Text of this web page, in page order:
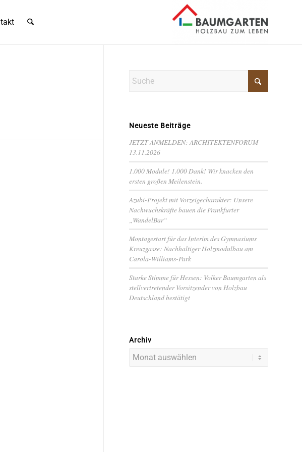
Neueste Beiträge
JETZT ANMELDEN: ARCHITEKTENFORUM
13.11.2026
1.000 Module! 1.000 Dank! Wir knacken den
ersten großen Meilenstein.
Azubi-Projekt mit Vorzeigecharakter: Unsere
Nachwuchskräfte bauen die Frankfurter
„WandelBar“
Montagestart für das Interim des Gymnasiums
Kreuzgasse: Nachhaltiger Holzmodulbau am
Carola-Williams-Park
Starke Stimme für Hessen: Volker Baumgarten als
stellvertretender Vorsitzender von Holzbau
Deutschland bestätigt
Archiv